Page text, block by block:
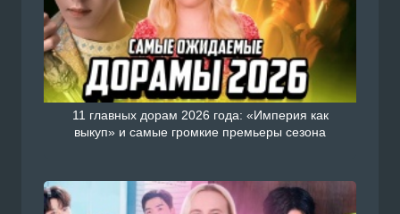
11 главных дорам 2026 года: «Империя как
выкуп» и самые громкие премьеры сезона